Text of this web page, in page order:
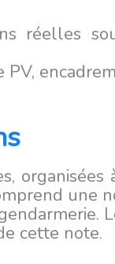
réelles
PV,
une
cette note.